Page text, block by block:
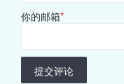
你的邮箱*
提交评论